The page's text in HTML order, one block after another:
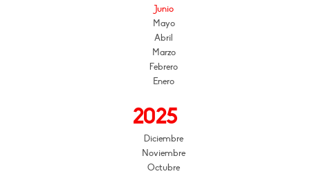
Junio
Mayo
Abril
Marzo
Febrero
Enero
2025
Diciembre
Noviembre
Octubre